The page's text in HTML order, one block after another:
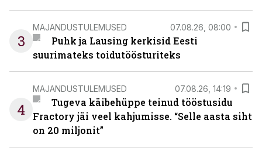
3
MAJANDUSTULEMUSED 07.08.26, 08:00
Puhk ja Lausing kerkisid Eesti
suurimateks toidutöösturiteks
4
MAJANDUSTULEMUSED 07.08.26, 14:19
Tugeva käibehüppe teinud tööstusidu
Fractory jäi veel kahjumisse. “Selle aasta siht
on 20 miljonit”